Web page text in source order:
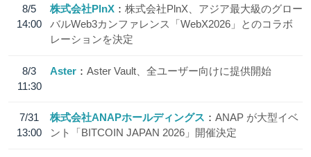
8/5
14:00
株式会社PlnX
株式会社PlnX、アジア最大級のグロー
バルWeb3カンファレンス「WebX2026」とのコラボ
レーションを決定
8/3
11:30
Aster Aster Vault、全ユーザー向けに提供開始
7/31
13:00
株式会社ANAPホールディングス
ANAP が大型イベ
ント「BITCOIN JAPAN 2026」開催決定